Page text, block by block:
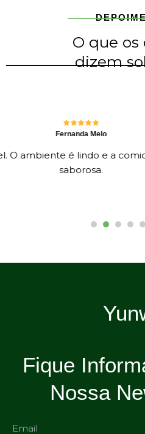
O que os
dizem
é muito
A comida
Estalido da
Agridoce
e
Fique
Nossa